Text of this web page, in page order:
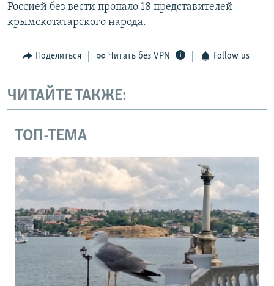
Россией без вести пропало 18 представителей
крымскотатарского народа.
Поделиться Читать без VPN Follow us
ЧИТАЙТЕ ТАКЖЕ:
ТОП-ТЕМА